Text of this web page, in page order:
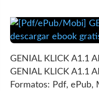
GENIAL KLICK A1.1
GENIAL KLICK A1.1
Formatos: Pdf, ePub,